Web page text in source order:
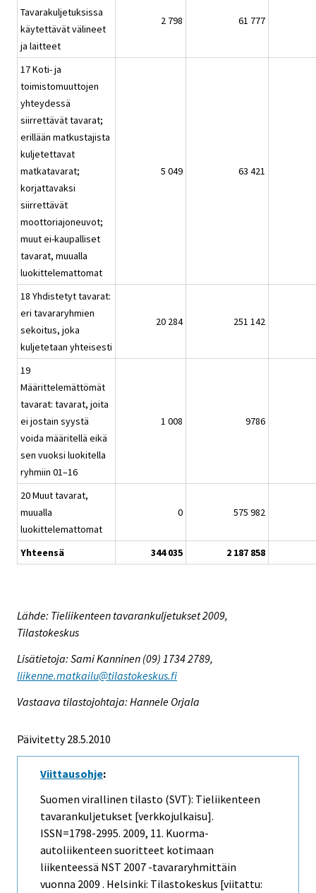
Tavarakuljetuksissa
käytettävät välineet
ja laitteet
2 798 61 777
17 Koti- ja
toimistomuuttojen
yhteydessä
siirrettävät tavarat;
erillään matkustajista
kuljetettavat
matkatavarat;
korjattavaksi
siirrettävät
moottoriajoneuvot;
muut ei-kaupalliset
tavarat, muualla
luokittelemattomat
5 049 63 421
18 Yhdistetyt tavarat:
eri tavararyhmien
sekoitus, joka
kuljetetaan yhteisesti
20 284 251 142
19
Määrittelemättömät
tavarat: tavarat, joita
ei jostain syystä
voida määritellä eikä
sen vuoksi luokitella
ryhmiin 01–16
1 008 9786
20 Muut tavarat,
muualla
luokittelemattomat
0 575 982
Yhteensä 344 035 2 187 858
Lähde: Tieliikenteen tavarankuljetukset 2009,
Tilastokeskus
Lisätietoja: Sami Kanninen (09) 1734 2789,
liikenne.matkailu@tilastokeskus.fi
Vastaava tilastojohtaja: Hannele Orjala
Päivitetty 28.5.2010
Viittausohje:
Suomen virallinen tilasto (SVT): Tieliikenteen
tavarankuljetukset [verkkojulkaisu].
ISSN=1798-2995. 2009, 11. Kuorma-
autoliikenteen suoritteet kotimaan
liikenteessä NST 2007 -tavararyhmittäin
vuonna 2009 . Helsinki: Tilastokeskus [viitattu: